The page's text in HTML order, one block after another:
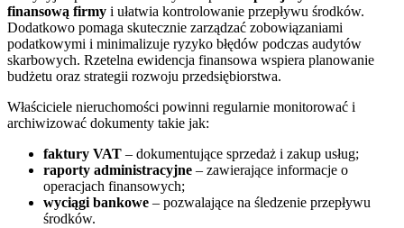
finansową firmy i ułatwia kontrolowanie przepływu środków.
Dodatkowo pomaga skutecznie zarządzać zobowiązaniami
podatkowymi i minimalizuje ryzyko błędów podczas audytów
skarbowych. Rzetelna ewidencja finansowa wspiera planowanie
budżetu oraz strategii rozwoju przedsiębiorstwa.
Właściciele nieruchomości powinni regularnie monitorować i
archiwizować dokumenty takie jak:
faktury VAT – dokumentujące sprzedaż i zakup usług;
raporty administracyjne – zawierające informacje o
operacjach finansowych;
wyciągi bankowe – pozwalające na śledzenie przepływu
środków.